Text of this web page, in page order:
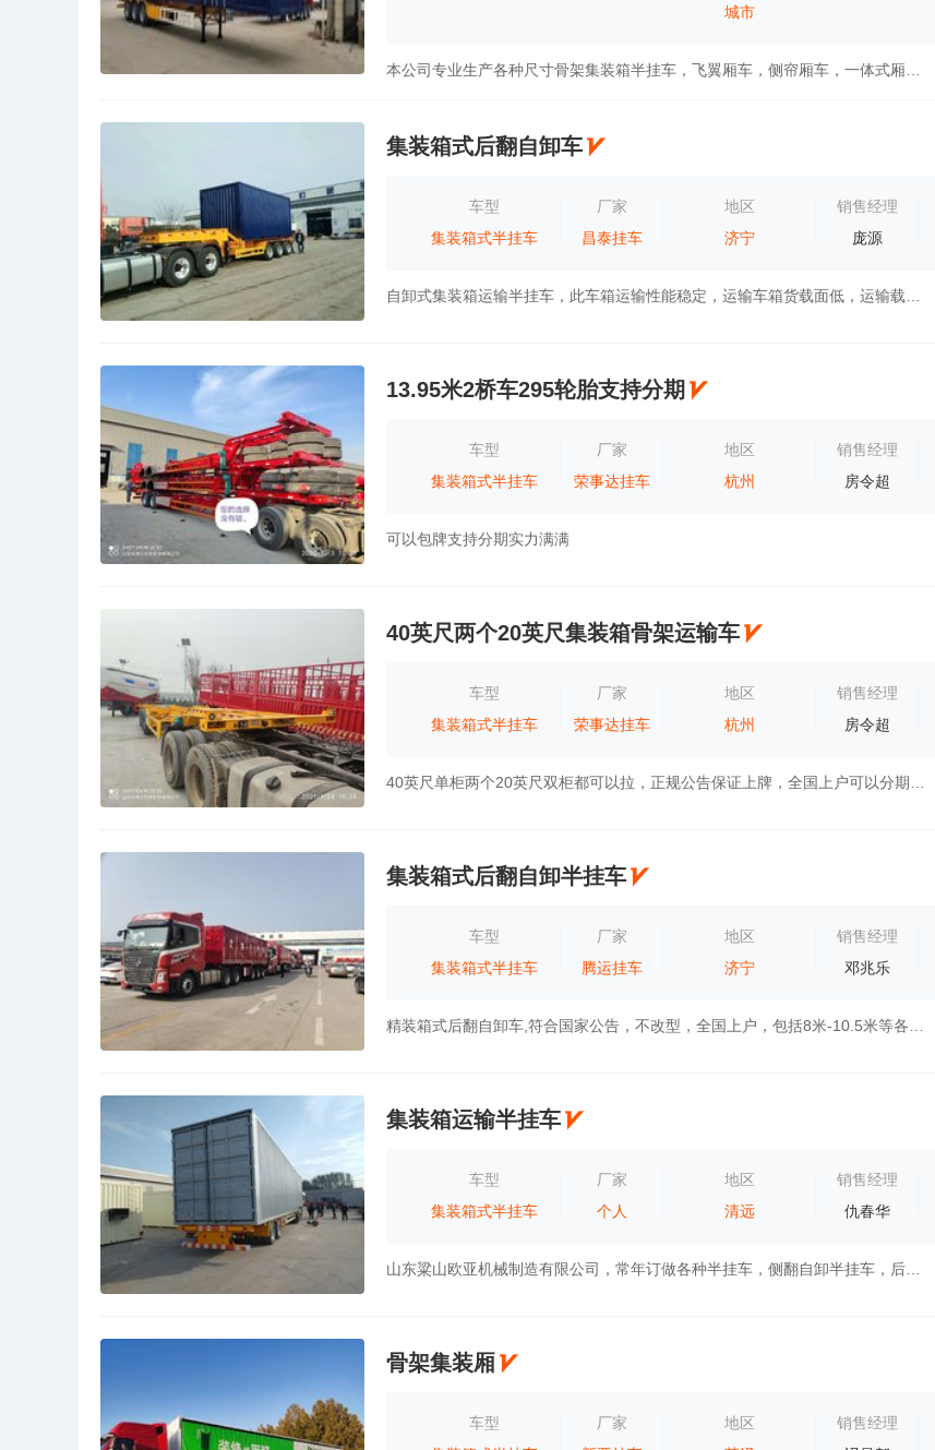
城市
集装箱式后翻自卸车
车型
集装箱式半挂车
厂家
昌泰挂车
地区
济宁
销售经理
庞源
13.95米2桥车295轮胎支持分期
车型
集装箱式半挂车
厂家
荣事达挂车
地区
杭州
销售经理
房令超
可以包牌支持分期实力满满
40英尺两个20英尺集装箱骨架运输车
车型
集装箱式半挂车
厂家
荣事达挂车
地区
杭州
销售经理
房令超
集装箱式后翻自卸半挂车
车型
集装箱式半挂车
厂家
腾运挂车
地区
济宁
销售经理
邓兆乐
集装箱运输半挂车
车型
集装箱式半挂车
厂家
个人
地区
清远
销售经理
仇春华
骨架集装厢
车型
厂家
地区
销售经理